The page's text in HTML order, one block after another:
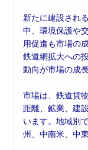
新たに建設され
中、環境保護や
用促進も市場の
鉄道網拡大への
動向が市場の成
市場は、鉄道貨
距離、鉱業、建
います。地域別
州、中南米、中